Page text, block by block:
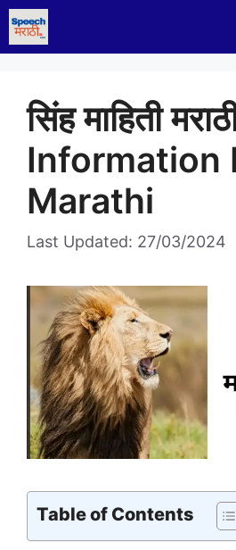
Skip
to
content
सिंह माहिती
Information
Marathi
Last Updated: 27/03/2024
Table of Contents